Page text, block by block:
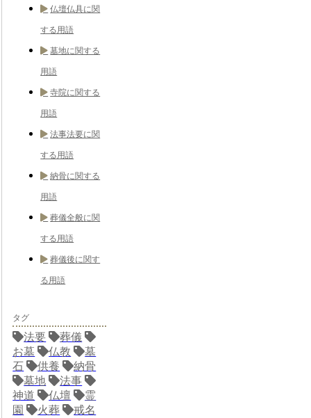
仏壇仏具に関
する用語
墓地に関する
用語
寺院に関する
用語
法事法要に関
する用語
納骨に関する
用語
葬儀全般に関
する用語
葬儀後に関す
る用語
タグ
法要
葬儀
お墓
仏教
墓
石
供養
納骨
墓地
法事
神道
仏壇
霊
園
火葬
戒名